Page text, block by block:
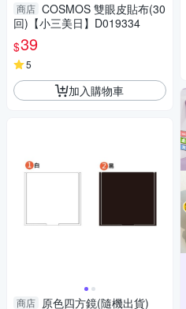
商店 COSMOS 雙眼皮貼布(30
回)【小三美日】D019334
$39
5
加入購物車
商店 原色四方鏡(隨機出貨)